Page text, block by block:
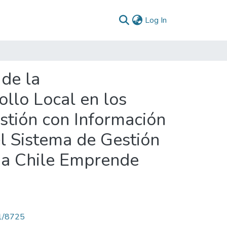
Log In
la
Local en los
con Información
Sistema de Gestión
Chile Emprende
8725